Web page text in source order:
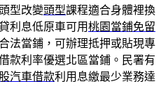
型改變頭型課程適合身體裡換
利息低原車可用桃園當鋪免留
法當鋪，可辦理抵押或貼現專
款利率優選北區當鋪。民署有
汽車借款利用息繳最少業務達